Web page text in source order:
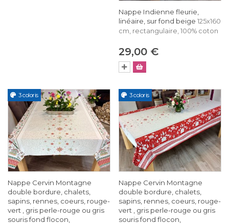
Nappe Indienne fleurie,
linéaire, sur fond beige 125x160
cm, rectangulaire, 100% coton
29,00 €
3 coloris
Nappe Cervin Montagne
double bordure, chalets,
sapins, rennes, coeurs, rouge-
vert , gris perle-rouge ou gris
souris fond flocon,
3 coloris
Nappe Cervin Montagne
double bordure, chalets,
sapins, rennes, coeurs, rouge-
vert , gris perle-rouge ou gris
souris fond flocon,